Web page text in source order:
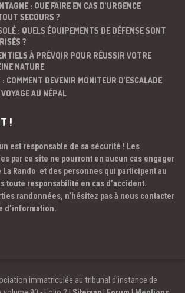
: QUE FAIRE EN CAS D’URGENCE
SECOURS ?
: QUELS ÉQUIPEMENTS DE DÉFENSE SONT
?
À PRÉVOIR POUR RÉUSSIR VOTRE
NATURE
COMMENT DEVENIR MONITEUR D’ESCALADE
AU NÉPAL
!
est responsable de sa sécurité ! Les
par ce site ne pourront en aucun cas engager
La Rando et des personnes qui participent au
toute responsabilité en cas d’accident.
randonnées, n’hésitez pas à nous contacter
d’information.
immatriculée au tribunal d’instance de